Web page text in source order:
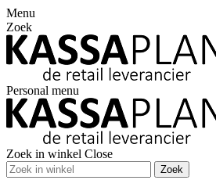
Menu
Zoek
Personal menu
Zoek in winkel Close
Zoek